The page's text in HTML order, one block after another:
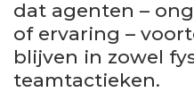
dat agenten –
of ervaring –
blijven in zowel
teamtactieken.